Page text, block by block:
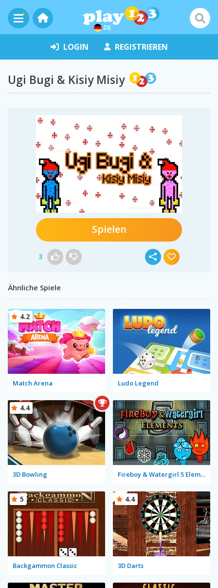
DE
LOGIN REGISTRIEREN
Ugi Bugi & Kisiy Misiy
Spielen
3
Ähnliche Spiele
Match Arena
4.2
Ludo Legend
3D Bowling
4.4
Fireboy & Watergirl 5 Elements
Backgammon Classic
5
3D Darts
4.4